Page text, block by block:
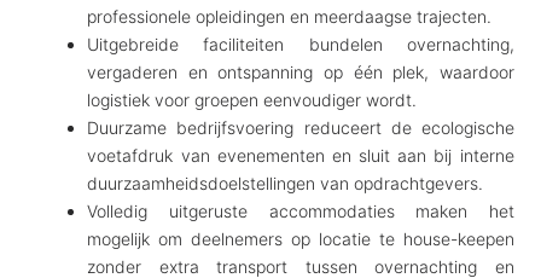
professionele opleidingen en meerdaagse trajecten.
Uitgebreide faciliteiten bundelen overnachting,
vergaderen en ontspanning op één plek, waardoor
logistiek voor groepen eenvoudiger wordt.
Duurzame bedrijfsvoering reduceert de ecologische
voetafdruk van evenementen en sluit aan bij interne
duurzaamheidsdoelstellingen van opdrachtgevers.
Volledig uitgeruste accommodaties maken het
mogelijk om deelnemers op locatie te house-keepen
zonder extra transport tussen overnachting en